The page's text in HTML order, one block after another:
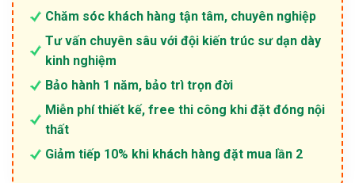
Chăm sóc khách hàng tận tâm, chuyên nghiệp
Tư vấn chuyên sâu với đội kiến trúc sư dạn dày
kinh nghiệm
Bảo hành 1 năm, bảo trì trọn đời
Miễn phí thiết kế, free thi công khi đặt đóng nội
thất
Giảm tiếp 10% khi khách hàng đặt mua lần 2